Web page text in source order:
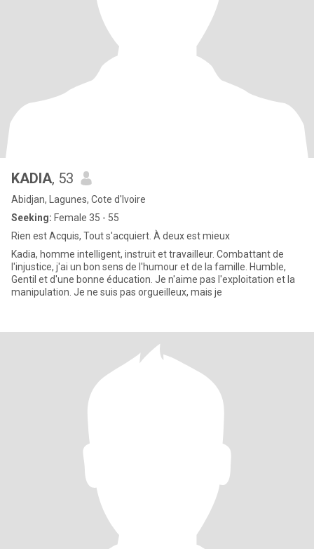
KADIA, 53
Abidjan, Lagunes, Cote d'Ivoire
Seeking: Female 35 - 55
Rien est Acquis, Tout s'acquiert. À deux est mieux
Kadia, homme intelligent, instruit et travailleur. Combattant de
l'injustice, j'ai un bon sens de l'humour et de la famille. Humble,
Gentil et d'une bonne éducation. Je n'aime pas l'exploitation et la
manipulation. Je ne suis pas orgueilleux, mais je